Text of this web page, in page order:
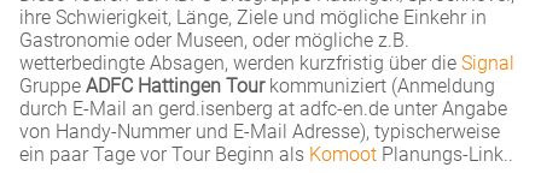
ihre Schwierigkeit, Länge, Ziele und mögliche Einkehr in
Gastronomie oder Museen, oder mögliche z.B.
wetterbedingte Absagen, werden kurzfristig über die Signal
Gruppe ADFC Hattingen Tourkommuniziert (Anmeldung
durch E-Mail an gerd.isenberg at adfc-en.de unter Angabe
von Handy-Nummer und E-Mail Adresse), typischerweise
ein paar Tage vor Tour Beginn als Komoot Planungs-Link..